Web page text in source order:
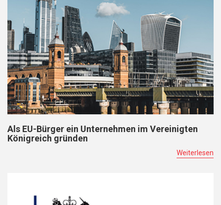
Als EU-Bürger ein Unternehmen im Vereinigten
Königreich gründen
Weiterlesen